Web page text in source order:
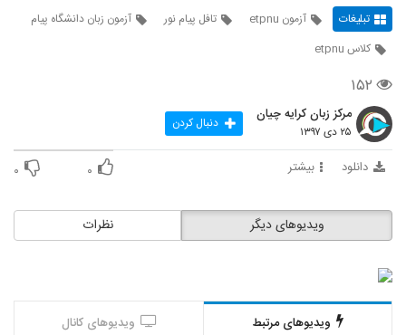
تبلیغات آزمون etpnu تافل پیام نور
آزمون زبان دانشگاه پیام
کلاس etpnu
۱۵۲
مرکز زبان کرایه چیان
۲۵ دی ۱۳۹۷ دنبال کردن
دانلود بیشتر ۰ ۰
نظرات ویدیوهای دیگر
ویدیوهای مرتبط ویدیوهای کانال